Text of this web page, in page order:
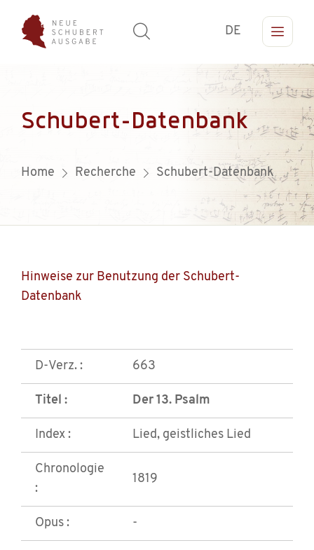
DE
Schubert-Datenbank
Home Recherche Schubert-Datenbank
Hinweise zur Benutzung der Schubert-
Datenbank
D-Verz. : 663
Titel : Der 13. Psalm
Index : Lied, geistliches Lied
Chronologie
:
1819
Opus : -